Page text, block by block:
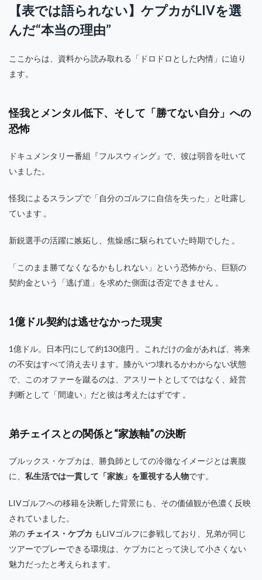
【表では語られない】ケプカがLIVを選
んだ“本当の理由”
ここからは、資料から読み取れる「ドロドロとした内情」に迫り
ます。
怪我とメンタル低下、そして「勝てない自分」への
恐怖
ドキュメンタリー番組『フルスウィング』で、彼は弱音を吐いて
いました。
怪我によるスランプで「自分のゴルフに自信を失った」と吐露し
ています 。
新鋭選手の活躍に嫉妬し、焦燥感に駆られていた時期でした 。
「このまま勝てなくなるかもしれない」という恐怖から、巨額の
契約金という「逃げ道」を求めた側面は否定できません 。
1億ドル契約は逃せなかった現実
1億ドル。日本円にして約130億円 。これだけの金があれば、将来
の不安はすべて消え去ります。膝がいつ壊れるかわからない状態
で、このオファーを蹴るのは、アスリートとしてではなく、経営
判断として「間違い」だと彼は考えたはずです 。
弟チェイスとの関係と“家族軸”の決断
ブルックス・ケプカは、勝負師としての冷徹なイメージとは裏腹
に、 私生活では一貫して「家族」を重視する人物です。
LIVゴルフへの移籍を決断した背景にも、その価値観が色濃く反映
されていました。
弟のチェイス・ケプカ もLIVゴルフに参戦しており、兄弟が同じ
ツアーでプレーできる環境は、ケプカにとって決して小さくない
魅力だったと考えられます。